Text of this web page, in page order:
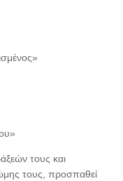
τους και
τους, προσπαθεί